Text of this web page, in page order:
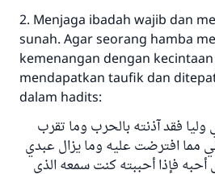
2. Menjaga ibadah wajib dan
sunah. Agar seorang hamba
kemenangan dengan
mendapatkan taufik dan
dalam hadits:
وليا فقد آذنته بالحرب وما تقرب
مما افترضت عليه وما يزال عبدي
أحبه فإذا أحببته كنت سمعه الذي